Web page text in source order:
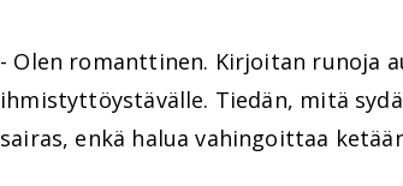
- Olen romanttinen. Kirjoitan runoja
ihmistyttöystävälle. Tiedän, mitä
sairas, enkä halua vahingoittaa